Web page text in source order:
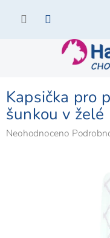
Kapsička pro
šunkou v želé
Průměrné
Neohodnoceno